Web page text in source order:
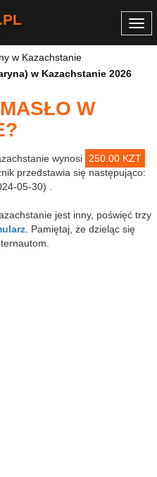
.PL
w Kazachstanie
w Kazachstanie 2026
W
wynosi
250.00 KZT
przedstawia się następująco:
05-30) .
jest inny, poświęć trzy
. Pamiętaj, że dzieląc się